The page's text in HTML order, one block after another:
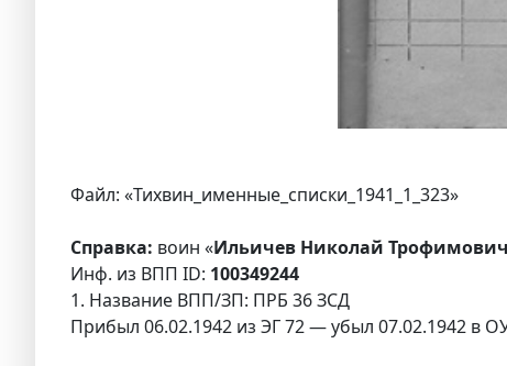
Файл: «Тихвин_именные_списки_1941_1_323»
Справка: воин «Ильичев Николай Трофимович
Инф. из ВПП ID: 100349244
1. Название ВПП/ЗП: ПРБ 36 ЗСД
Прибыл 06.02.1942 из ЭГ 72 — убыл 07.02.1942 в